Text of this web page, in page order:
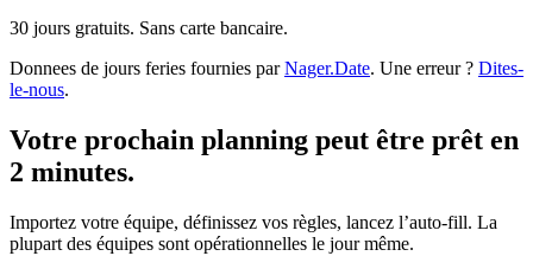
30 jours gratuits. Sans carte bancaire.
Donnees de jours feries fournies parNager.Date. Une erreur ? Dites-
le-nous.
Votre prochain planning peut être prêt en
2 minutes.
Importez votre équipe, définissez vos règles, lancez l’auto-fill. La
plupart des équipes sont opérationnelles le jour même.